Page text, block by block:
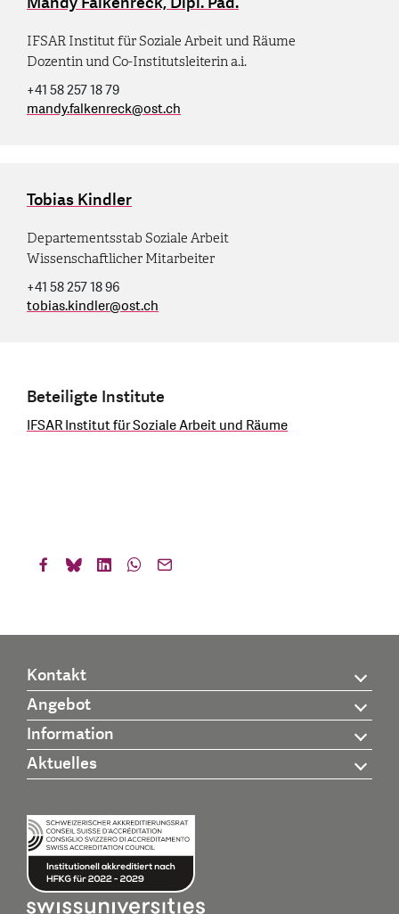
IFSAR Institut für Soziale Arbeit und Räume
Dozentin und Co-Institutsleiterin a.i.
+41 58 257 18 79
mandy.falkenreck@ost.ch
Tobias Kindler
Departementsstab Soziale Arbeit
Wissenschaftlicher Mitarbeiter
+41 58 257 18 96
tobias.kindler@ost.ch
Beteiligte Institute
IFSAR Institut für Soziale Arbeit und Räume
Kontakt
Angebot
Information
Aktuelles